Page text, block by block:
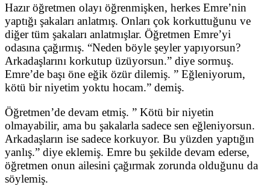
Hazır öğretmen olayı öğrenmişken, herkes Emre’nin
yaptığı şakaları anlatmış. Onları çok korkuttuğunu ve
diğer tüm şakaları anlatmışlar. Öğretmen Emre’yi
odasına çağırmış. “Neden böyle şeyler yapıyorsun?
Arkadaşlarını korkutup üzüyorsun.” diye sormuş.
Emre’de başı öne eğik özür dilemiş. ” Eğleniyorum,
kötü bir niyetim yoktu hocam.” demiş.
Öğretmen’de devam etmiş. ” Kötü bir niyetin
olmayabilir, ama bu şakalarla sadece sen eğleniyorsun.
Arkadaşların ise sadece korkuyor. Bu yüzden yaptığın
yanlış.” diye eklemiş. Emre bu şekilde devam ederse,
öğretmen onun ailesini çağırmak zorunda olduğunu da
söylemiş.